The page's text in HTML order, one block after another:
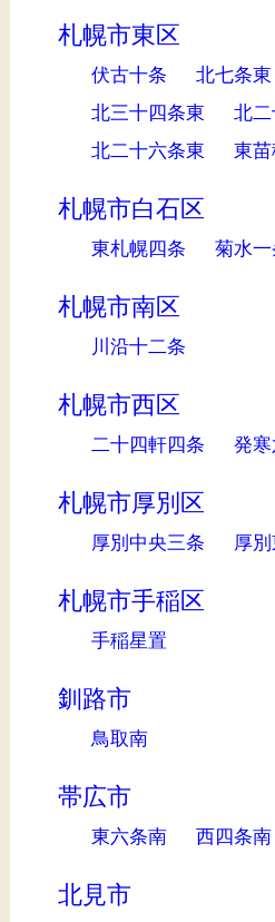
札幌市東区
伏古十条 北七条東
北三十四条東
北
北二十六条東
東
札幌市白石区
東札幌四条 菊水一
札幌市南区
川沿十二条
札幌市西区
二十四軒四条 発
札幌市厚別区
厚別中央三条 厚
札幌市手稲区
手稲星置
釧路市
鳥取南
帯広市
東六条南 西四条南
北見市